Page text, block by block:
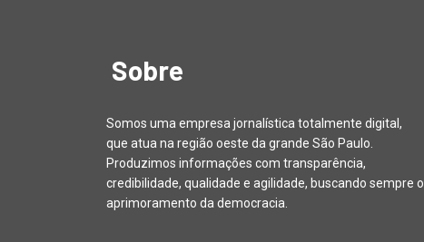
Sobre
Somos uma empresa jornalística totalmente digital,
que atua na região oeste da grande São Paulo.
Produzimos informações com transparência,
credibilidade, qualidade e agilidade, buscando sempre o
aprimoramento da democracia.